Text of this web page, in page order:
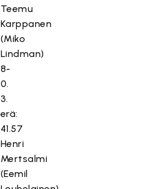
Teemu
Karppanen
(Miko
Lindman)
8-
0.
3.
erä:
41.57
Henri
Mertsalmi
(Eemil